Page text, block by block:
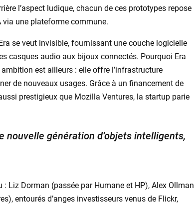
l’aspect ludique, chacun de ces prototypes repose
via une plateforme commune.
se veut invisible, fournissant une couche logicielle
casques audio aux bijoux connectés. Pourquoi Era
est ailleurs : elle offre l’infrastructure
de nouveaux usages. Grâce à un financement de
prestigieux que Mozilla Ventures, la startup parie
nouvelle génération d’objets intelligents,
Liz Dorman (passée par Humane et HP), Alex Ollman
entourés d’anges investisseurs venus de Flickr,